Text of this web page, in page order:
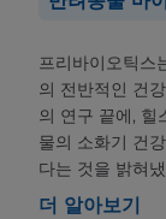
프리바이오틱스
의 전반적인 건
의 연구 끝에, 힐
물의 소화기 건
다는 것을 밝혀
더 알아보기